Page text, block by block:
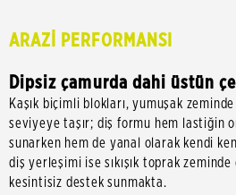
ARAZİ PERFORMANSI
Dipsiz çamurda dahi üstün
Kaşık biçimli blokları, yumuşak
seviyeye taşır; diş formu hem lastiğin
sunarken hem de yanal olarak kendi
diş yerleşimi ise sıkışık toprak zeminde
kesintisiz destek sunmakta.